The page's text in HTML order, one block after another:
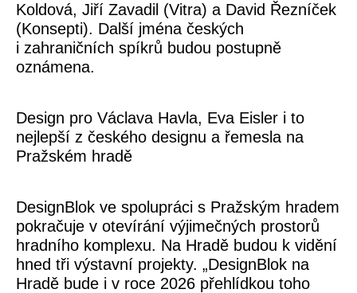
Koldová, Jiří Zavadil (Vitra) a David Řezníček
(Konsepti). Další jména českých
i zahraničních spíkrů budou postupně
oznámena.
Design pro Václava Havla, Eva Eisler i to
nejlepší z českého designu a řemesla na
Pražském hradě
DesignBlok ve spolupráci s Pražským hradem
pokračuje v otevírání výjimečných prostorů
hradního komplexu. Na Hradě budou k vidění
hned tři výstavní projekty. „DesignBlok na
Hradě bude i v roce 2026 přehlídkou toho